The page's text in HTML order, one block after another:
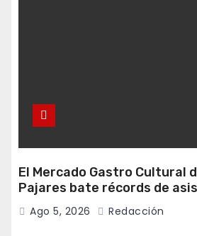
El Mercado Gastro Cultural
Pajares bate récords de
Campomanes
Ago 5, 2026 Redacción